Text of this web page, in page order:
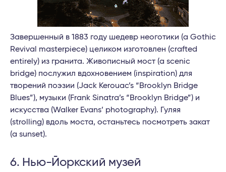
Завершенный в 1883 году шедевр неоготики (a Gothic
Revival masterpiece) целиком изготовлен (crafted
entirely) из гранита. Живописный мост (a scenic
bridge) послужил вдохновением (inspiration) для
творений поэзии (Jack Kerouac’s “Brooklyn Bridge
Blues”), музыки (Frank Sinatra’s “Brooklyn Bridge”) и
искусства (Walker Evans’ photography). Гуляя
(strolling) вдоль моста, останьтесь посмотреть закат
(a sunset).
6. Нью-Йоркский музей